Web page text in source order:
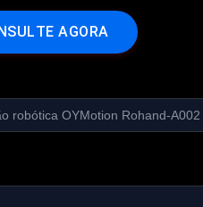
SULTE AGORA
robótica OYMotion Rohand-A002